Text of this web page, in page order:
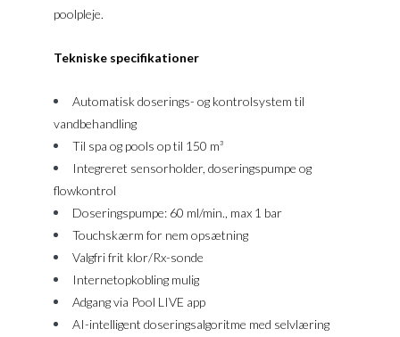
poolpleje.
Tekniske specifikationer
Automatisk doserings- og kontrolsystem til
vandbehandling
Til spa og pools op til 150 m³
Integreret sensorholder, doseringspumpe og
flowkontrol
Doseringspumpe: 60 ml/min., max 1 bar
Touchskærm for nem opsætning
Valgfri frit klor/Rx-sonde
Internetopkobling mulig
Adgang via Pool LIVE app
AI-intelligent doseringsalgoritme med selvlæring